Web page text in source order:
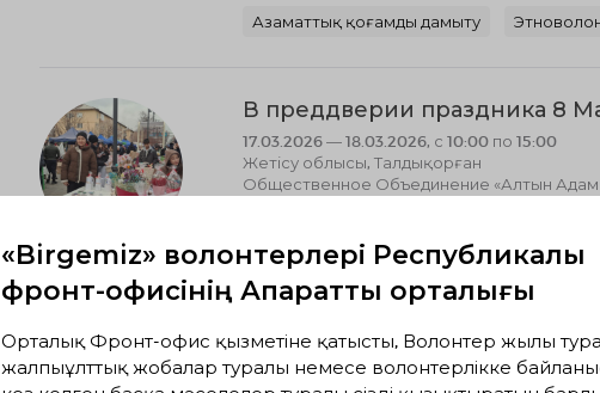
Азаматтық қоғамды дамыту
В преддверии праздника 8
17.03.2026 — 18.03.2026, с 10:00 по 15:00
Жетісу облысы, Талдықорған
Общественное Объединение «Алтын Адам
Экологиялық волонтерлік
Оқиғалық волонтерлік Білім берудегі
Өнер саласындағы волонтерлік
Этноволонтерлік Медиа волонтерлік
«Birgemiz» волонтерлері Республикалық
фронт-офисінің Ақпараттық орталығы
Орталық Фронт-офис қызметіне қатысты, Волонтер жылы
жалпыұлттық жобалар туралы немесе волонтерлікке